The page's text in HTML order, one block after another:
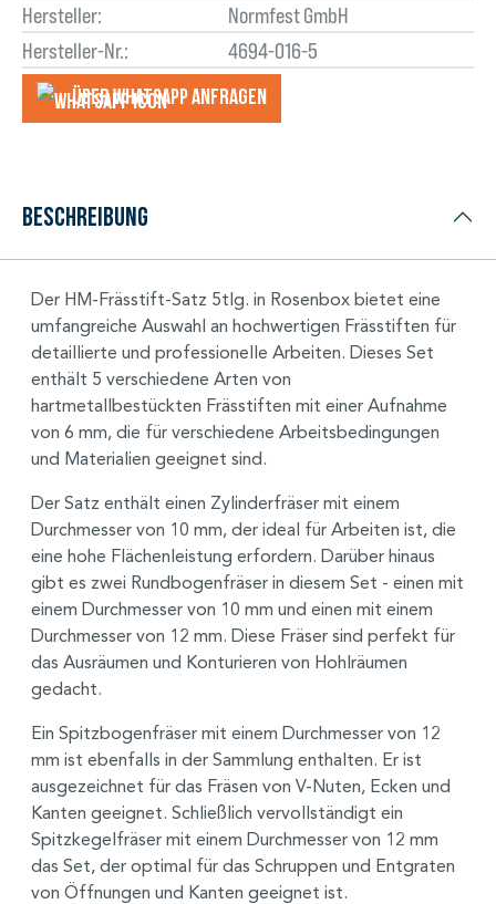
Hersteller:
Normfest GmbH
Hersteller-Nr.:
4694-016-5
Über WhatsApp anfragеn
Beschreibung
Der HM-Frässtift-Satz 5tlg. in Rosenbox bietet eine
umfangreiche Auswahl an hochwertigen Frässtiften für
detaillierte und professionelle Arbeiten. Dieses Set
enthält 5 verschiedene Arten von
hartmetallbestückten Frässtiften mit einer Aufnahme
von 6 mm, die für verschiedene Arbeitsbedingungen
und Materialien geeignet sind.
Der Satz enthält einen Zylinderfräser mit einem
Durchmesser von 10 mm, der ideal für Arbeiten ist, die
eine hohe Flächenleistung erfordern. Darüber hinaus
gibt es zwei Rundbogenfräser in diesem Set - einen mit
einem Durchmesser von 10 mm und einen mit einem
Durchmesser von 12 mm. Diese Fräser sind perfekt für
das Ausräumen und Konturieren von Hohlräumen
gedacht.
Ein Spitzbogenfräser mit einem Durchmesser von 12
mm ist ebenfalls in der Sammlung enthalten. Er ist
ausgezeichnet für das Fräsen von V-Nuten, Ecken und
Kanten geeignet. Schließlich vervollständigt ein
Spitzkegelfräser mit einem Durchmesser von 12 mm
das Set, der optimal für das Schruppen und Entgraten
von Öffnungen und Kanten geeignet ist.